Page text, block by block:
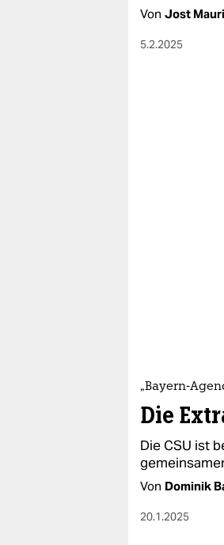
Von Jost
5.2.2025
„Bayern-
Die
Die CSU ist
Von Dominik
20.1.2025